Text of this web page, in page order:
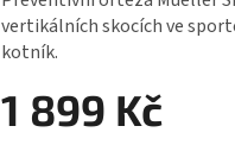
0,0
z 5
vertikálních skocích ve
kotník.
1 899 Kč